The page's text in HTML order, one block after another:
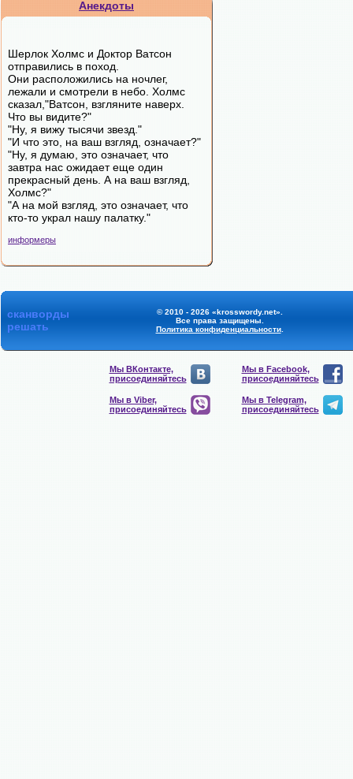
Анекдоты
Шерлок Холмс и Доктор Ватсон
отправились в поход.
Они расположились на ночлег,
лежали и смотрели в небо. Холмс
сказал,"Ватсон, взгляните наверх.
Что вы видите?"
"Ну, я вижу тысячи звезд."
"И что это, на ваш взгляд, означает?"
"Ну, я думаю, это означает, что
завтра нас ожидает еще один
прекрасный день. А на ваш взгляд,
Холмс?"
"А на мой взгляд, это означает, что
кто-то украл нашу палатку."
информеры
сканворды
решать
© 2010 - 2026 «krosswordy.net».
Все права защищены.
Политика конфиденциальности.
Мы ВКонтакте,
присоединяйтесь
Мы в Facebook,
присоединяйтесь
Мы в Viber,
присоединяйтесь
Мы в Telegram,
присоединяйтесь